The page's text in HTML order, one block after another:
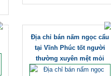
Địa chỉ bán nấm ngọc cẩu
tại Vĩnh Phúc tốt người
thường xuyên mệt mỏi